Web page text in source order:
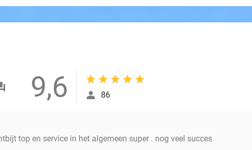
9,6 86
top en service in het algemeen super . nog veel succes